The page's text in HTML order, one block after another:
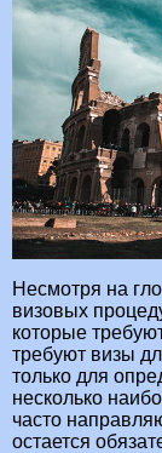
Несмотря на
визовых
которые
требуют визы
только для
несколько
часто
остается